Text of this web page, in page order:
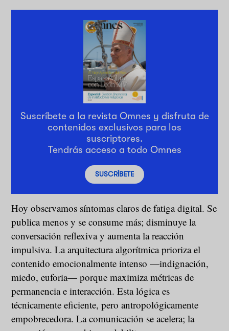
Suscríbete a la revista Omnes y disfruta de
contenidos exclusivos para los
suscriptores.
Tendrás acceso a todo Omnes
SUSCRÍBETE
Hoy observamos síntomas claros de fatiga digital. Se
publica menos y se consume más; disminuye la
conversación reflexiva y aumenta la reacción
impulsiva. La arquitectura algorítmica prioriza el
contenido emocionalmente intenso —indignación,
miedo, euforia— porque maximiza métricas de
permanencia e interacción. Esta lógica es
técnicamente eficiente, pero antropológicamente
empobrecedora. La comunicación se acelera; la